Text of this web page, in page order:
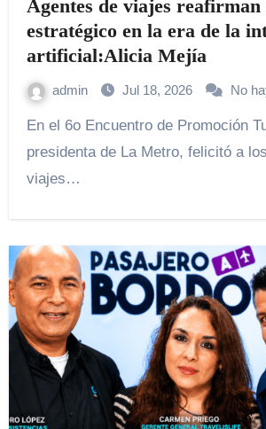
Agentes de viajes reafirman
estratégico en la era de la
artificial:Alicia Mejía
admin Jul 18, 2026 No
En el 6o Encuentro de Promoción Turística, la
presidenta de La Metro, felicitó a
viajes…